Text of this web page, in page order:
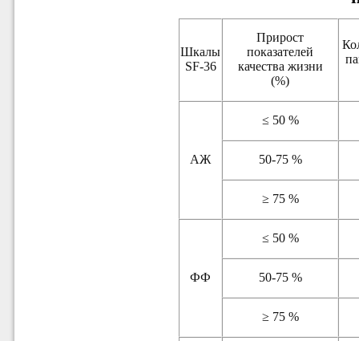
Шкалы
SF-36
Прирост
показателей
качества жизни
(%)
АЖ
≤ 50 %
50-75 %
≥ 75 %
ФФ
≤ 50 %
50-75 %
≥ 75 %